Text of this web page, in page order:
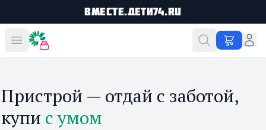
Вместе.Дети74.ru
Вместе дешевле
Пристрой — отдай с заботой,
купи с умом